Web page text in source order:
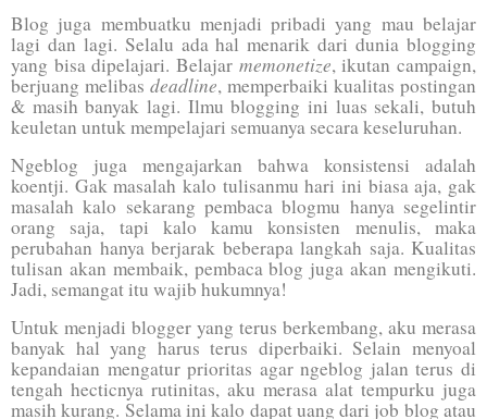
Blog juga membuatku menjadi pribadi yang mau belajar
lagi dan lagi. Selalu ada hal menarik dari dunia blogging
yang bisa dipelajari. Belajar memonetize, ikutan campaign,
berjuang melibas deadline, memperbaiki kualitas postingan
& masih banyak lagi. Ilmu blogging ini luas sekali, butuh
keuletan untuk mempelajari semuanya secara keseluruhan.
Ngeblog juga mengajarkan bahwa konsistensi adalah
koentji. Gak masalah kalo tulisanmu hari ini biasa aja, gak
masalah kalo sekarang pembaca blogmu hanya segelintir
orang saja, tapi kalo kamu konsisten menulis, maka
perubahan hanya berjarak beberapa langkah saja. Kualitas
tulisan akan membaik, pembaca blog juga akan mengikuti.
Jadi, semangat itu wajib hukumnya!
Untuk menjadi blogger yang terus berkembang, aku merasa
banyak hal yang harus terus diperbaiki. Selain menyoal
kepandaian mengatur prioritas agar ngeblog jalan terus di
tengah hecticnya rutinitas, aku merasa alat tempurku juga
masih kurang. Selama ini kalo dapat uang dari job blog atau